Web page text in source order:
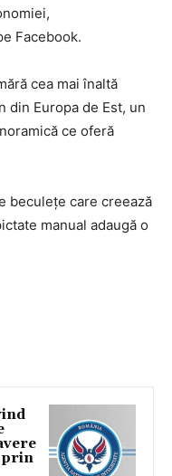
Facebook.
cea mai înaltă
din Europa de Est, un
ce oferă
beculețe care creează
manual adaugă o
prin